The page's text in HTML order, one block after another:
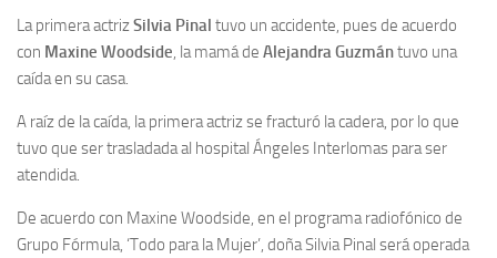
La primera actrizSilvia Pinal tuvo un accidente, pues de acuerdo
con Maxine Woodside, la mamá de Alejandra Guzmántuvo una
caída en su casa.
A raíz de la caída, la primera actriz se fracturó la cadera, por lo que
tuvo que ser trasladada al hospital Ángeles Interlomas para ser
atendida.
De acuerdo con Maxine Woodside, en el programa radiofónico de
Grupo Fórmula, ‘Todo para la Mujer’, doña Silvia Pinal será operada